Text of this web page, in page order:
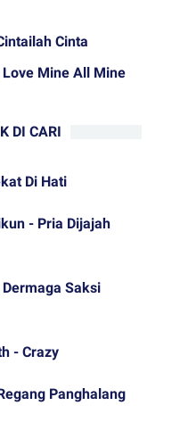
Cinta
Mine All Mine
DI CARI
Di Hati
- Pria Dijajah
Saksi
- Crazy
Panghalang